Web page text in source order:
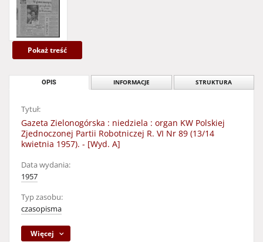
Pokaż treść
OPIS INFORMACJE STRUKTURA
Tytuł:
Gazeta Zielonogórska : niedziela : organ KW Polskiej
Zjednoczonej Partii Robotniczej R. VI Nr 89 (13/14
kwietnia 1957). - [Wyd. A]
Data wydania:
1957
Typ zasobu:
czasopisma
Więcej